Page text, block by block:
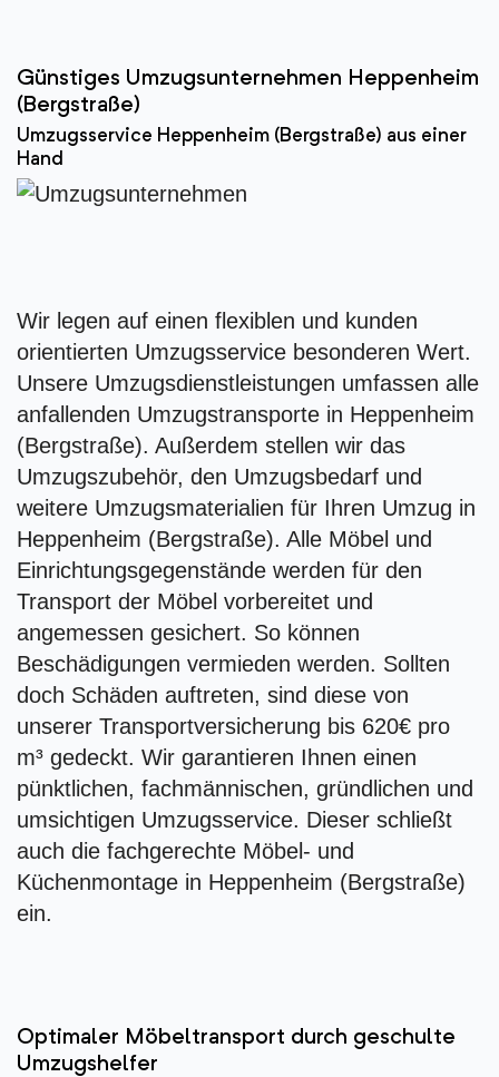
Günstiges Umzugsunternehmen Heppenheim
(Bergstraße)
Umzugsservice Heppenheim (Bergstraße) aus einer
Hand
Wir legen auf einen flexiblen und kunden
orientierten Umzugsservice besonderen Wert.
Unsere Umzugsdienstleistungen umfassen alle
anfallenden Umzugstransporte in Heppenheim
(Bergstraße). Außerdem stellen wir das
Umzugszubehör, den Umzugsbedarf und
weitere Umzugsmaterialien für Ihren Umzug in
Heppenheim (Bergstraße). Alle Möbel und
Einrichtungsgegenstände werden für den
Transport der Möbel vorbereitet und
angemessen gesichert. So können
Beschädigungen vermieden werden. Sollten
doch Schäden auftreten, sind diese von
unserer Transportversicherung bis 620€ pro
m³ gedeckt. Wir garantieren Ihnen einen
pünktlichen, fachmännischen, gründlichen und
umsichtigen Umzugsservice. Dieser schließt
auch die fachgerechte Möbel- und
Küchenmontage in Heppenheim (Bergstraße)
ein.
Optimaler Möbeltransport durch geschulte
Umzugshelfer